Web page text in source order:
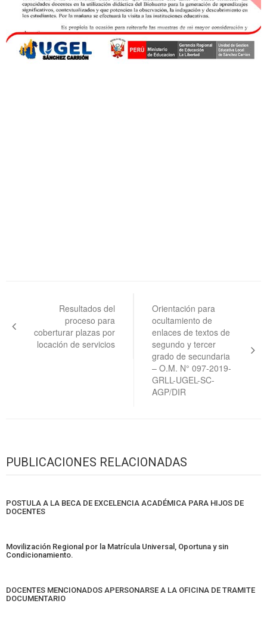
entradas
Resultados del
proceso para
coberturar plazas por
locación de servicios
Orientación para
ocultamiento de
enlaces de textos de
segundo y tercer
grado de secundaria
– O.M. N° 097-2019-
GRLL-UGEL-SC-
AGP/DIR
PUBLICACIONES RELACIONADAS
POSTULA A LA BECA DE EXCELENCIA ACADÉMICA PARA HIJOS DE
DOCENTES
Movilización Regional por la Matrícula Universal, Oportuna y sin
Condicionamiento.
DOCENTES MENCIONADOS APERSONARSE A LA OFICINA DE TRAMITE
DOCUMENTARIO